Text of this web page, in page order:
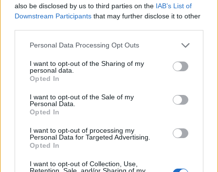
also be disclosed by us to third parties on the IAB’s List of
Downstream Participants that may further disclose it to other
Personal Data Processing Opt Outs
I want to opt-out of the Sharing of my
personal data.
Opted In
I want to opt-out of the Sale of my
Personal Data.
Opted In
I want to opt-out of processing my
Personal Data for Targeted Advertising.
Opted In
I want to opt-out of Collection, Use,
Retention, Sale, and/or Sharing of my
KEDVES OLVASÓNK!
tartozik, melynek olvasása előfizetéses
regisztrációhoz kötött.
Az előfizetés a következőket tartalmazza:
Portfolio.hu teljes cikkarchívum
Kötéslisták: BÉT elmúlt 2 év napon belüli
kötéslistái
Előfizetés